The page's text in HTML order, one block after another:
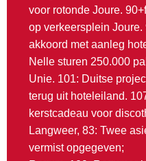
voor rotonde Joure.
op verkeersplein
akkoord met aanleg
Nelle sturen 250.000
Unie. 101: Duitse
terug uit hoteleiland.
kerstcadeau voor
Langweer, 83: Twee
vermist opgegeven;